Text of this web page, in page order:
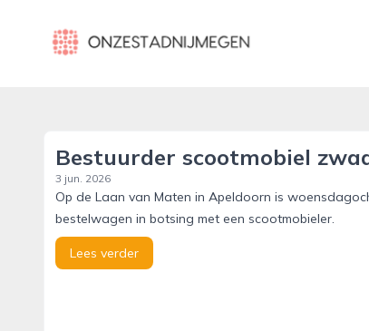
onzestadnijmegen.nl
Bestuurder scootmobiel
3 jun. 2026
Op de Laan van Maten in Apeldoorn is
bestelwagen in botsing met een scootmobieler.
Lees verder